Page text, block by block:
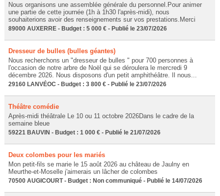
Nous organisons une assemblée générale du personnel.Pour animer
une partie de cette journée (1h à 1h30 l'après-midi), nous
souhaiterions avoir des renseignements sur vos prestations.Merci
89000 AUXERRE - Budget : 5 000 € - Publié le 23/07/2026
Dresseur de bulles (bulles géantes)
Nous recherchons un "dresseur de bulles " pour 700 personnes à
l'occasion de notre arbre de Noël qui se déroulera le mercredi 9
décembre 2026. Nous disposons d'un petit amphithéâtre. Il nous...
29160 LANVÉOC - Budget : 3 800 € - Publié le 23/07/2026
Théâtre comédie
Après-midi théâtrale Le 10 ou 11 octobre 2026Dans le cadre de la
semaine bleue
59221 BAUVIN - Budget : 1 000 € - Publié le 21/07/2026
Deux colombes pour les mariés
Mon petit-fils se marie le 15 août 2026 au château de Jaulny en
Meurthe-et-Moselle j'aimerais un lâcher de colombes
70500 AUGICOURT - Budget : Non communiqué - Publié le 14/07/2026